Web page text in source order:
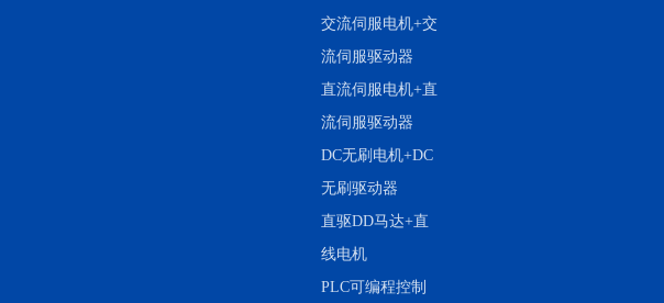
交流伺服电机+交
流伺服驱动器
直流伺服电机+直
流伺服驱动器
DC无刷电机+DC
无刷驱动器
直驱DD马达+直
线电机
PLC可编程控制